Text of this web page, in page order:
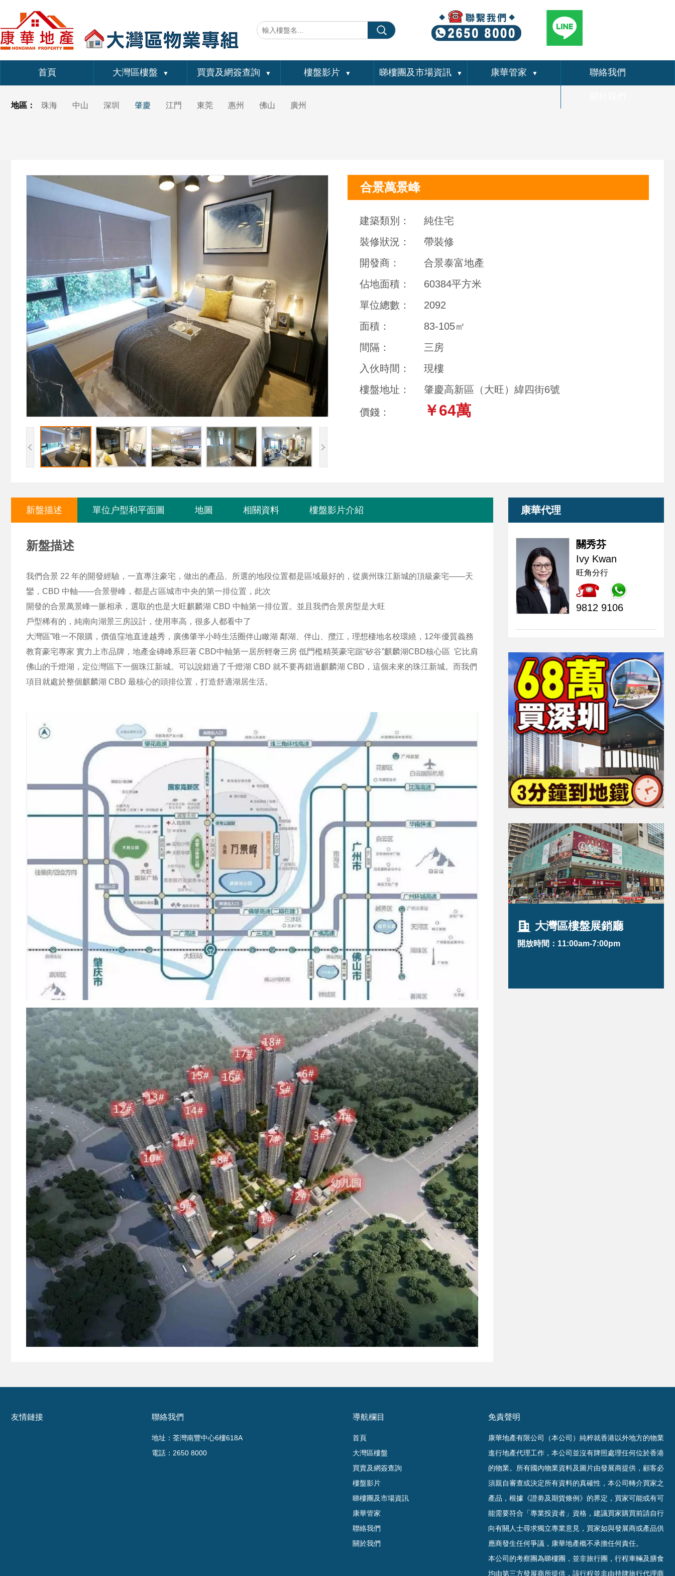
首頁 大灣區樓盤 ▼ 買賣及網簽查詢 ▼ 樓盤影片 ▼ 睇樓團及市場資訊 ▼ 康華管家 ▼ 聯絡我們
地區： 珠海 中山 深圳 肇慶 江門 東莞 惠州 佛山 廣州
合景萬景峰
建築類別：
純住宅
裝修狀況：
帶裝修
開發商：
合景泰富地產
佔地面積：
60384平方米
單位總數：
2092
面積：
83-105㎡
間隔：
三房
入伙時間：
現樓
樓盤地址：
肇慶高新區（大旺）緯四街6號
價錢： ￥64萬
新盤描述 單位户型和平面圖 地圖 相關資料 樓盤影片介紹
新盤描述
我們合景 22 年的開發經驗，一直專注豪宅，做出的產品、所選的地段位置都是區域最好的，從廣州珠江新城的頂級豪宅——天
鑾，CBD 中軸——合景譽峰，都是占區城市中央的第一排位置，此次
開發的合景萬景峰一脈相承，選取的也是大旺麒麟湖 CBD 中軸第一排位置。並且我們合景房型是大旺
戶型稀有的，純南向湖景三房設計，使用率高，很多人都看中了
大灣區”唯一不限購，價值窪地直達越秀，廣佛肇半小時生活圈伴山瞰湖 鄰湖、伴山、攬江，理想棲地名校環繞，12年優質義務
教育豪宅專家 實力上市品牌，地產金磚峰系巨著 CBD中軸第一居所輕奢三房 低門檻精英豪宅踞“矽谷”麒麟湖CBD核心區 它比肩
佛山的千燈湖，定位灣區下一個珠江新城。可以說錯過了千燈湖 CBD 就不要再錯過麒麟湖 CBD，這個未來的珠江新城。而我們
項目就處於整個麒麟湖 CBD 最核心的頭排位置，打造舒適湖居生活。
康華代理
關秀芬
Ivy Kwan
旺角分行
9812 9106
大灣區樓盤展銷廳
開放時間：11:00am-7:00pm
友情鏈接 聯絡我們
地址：荃灣南豐中心6樓618A
電話：2650 8000
導航欄目
首頁
大灣區樓盤
買賣及網簽查詢
樓盤影片
睇樓團及市場資訊
康華管家
聯絡我們
關於我們
免責聲明
康華地產有限公司（本公司）純粹就香港以外地方的物業
進行地產代理工作，本公司並沒有牌照處理任何位於香港
的物業。 所有國內物業資料及圖片由發展商提供，顧客必
須親自審查或決定所有資料的真確性 ， 本公司轉介買家之
產品，根據《證劵及期貨條例》的界定，買家可能或有可
能需要符合「專業投資者」資格，建議買家購買前請自行
向有關人士尋求獨立專業意見，買家如與發展商或產品供
應商發生任何爭議，康華地產概不承擔任何責任。
本公司的考察團為睇樓團，並非旅行團，行程車輛及膳食
均由第三方發展商所提供，該行程並非由持牌旅行代理商